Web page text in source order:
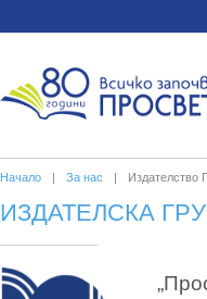
Начало | За нас | Издателство
ИЗДАТЕЛСКА